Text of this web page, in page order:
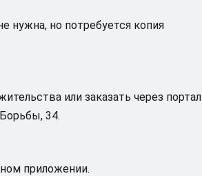
нужна, но потребуется копия
или заказать через портал
34.
приложении.